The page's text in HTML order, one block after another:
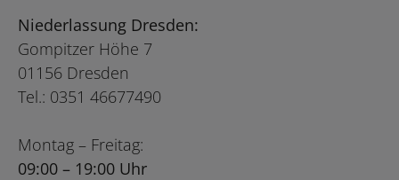
Niederlassung Dresden:
Gompitzer Höhe 7
01156 Dresden
Tel.: 0351 46677490
Montag – Freitag:
09:00 – 19:00 Uhr